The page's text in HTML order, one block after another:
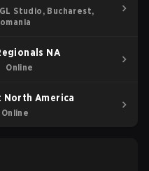
Studio, Bucharest,
NA
Online
North America
Online